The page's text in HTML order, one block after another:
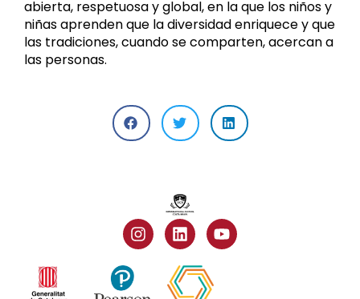
abierta, respetuosa y global, en la que los niños y
niñas aprenden que la diversidad enriquece y que
las tradiciones, cuando se comparten, acercan a
las personas.